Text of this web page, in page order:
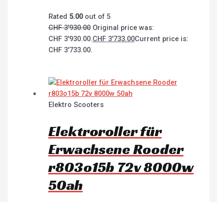
Rated 5.00out of 5
CHF3'930.00 Original price was:
CHF 3'930.00.CHF3'733.00Current price is:
CHF 3'733.00.
Elektro Scooters
Elektroroller für
Erwachsene Rooder
r803o15b 72v 8000w
50ah